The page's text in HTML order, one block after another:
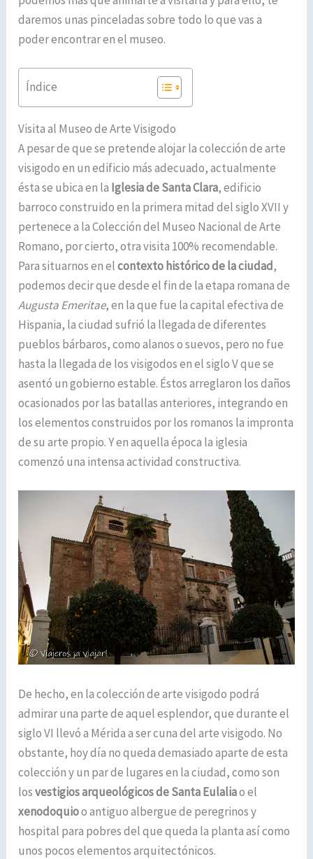
daremos unas pinceladas sobre todo lo que vas a
poder encontrar en el museo.
Índice
Visita al Museo de Arte Visigodo
A pesar de que se pretende alojar la colección de arte
visigodo en un edificio más adecuado, actualmente
ésta se ubica en la Iglesia de Santa Clara, edificio
barroco construido en la primera mitad del siglo XVII y
pertenece a la Colección del Museo Nacional de Arte
Romano, por cierto, otra visita 100% recomendable.
Para situarnos en elcontexto histórico de la ciudad,
podemos decir que desde el fin de la etapa romana de
Augusta Emeritae, en la que fue la capital efectiva de
Hispania, la ciudad sufrió la llegada de diferentes
pueblos bárbaros, como alanos o suevos, pero no fue
hasta la llegada de los visigodos en el siglo V que se
asentó un gobierno estable. Éstos arreglaron los daños
ocasionados por las batallas anteriores, integrando en
los elementos construidos por los romanos la impronta
de su arte propio. Y en aquella época la iglesia
comenzó una intensa actividad constructiva.
De hecho, en la colección de arte visigodo podrá
admirar una parte de aquel esplendor, que durante el
siglo VI llevó a Mérida a ser cuna del arte visigodo. No
obstante, hoy día no queda demasiado aparte de esta
colección y un par de lugares en la ciudad, como son
losvestigios arqueológicos de Santa Eulaliao el
xenodoquioo antiguo albergue de peregrinos y
hospital para pobres del que queda la planta así como
unos pocos elementos arquitectónicos.